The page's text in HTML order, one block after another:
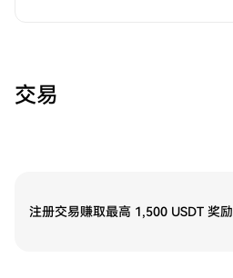
交易
注册交易赚取最高 1,500 USDT 奖励